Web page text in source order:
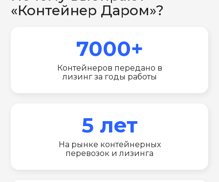
«Контейнер Даром»?
7000+
Контейнеров передано в
лизинг за годы работы
5 лет
На рынке контейнерных
перевозок и лизинга